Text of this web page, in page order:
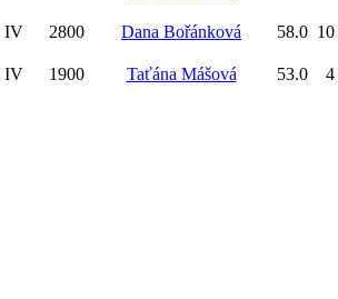
IV 2800 Dana Bořánková 58.0
IV 1900 Taťána Mášová 53.0 4